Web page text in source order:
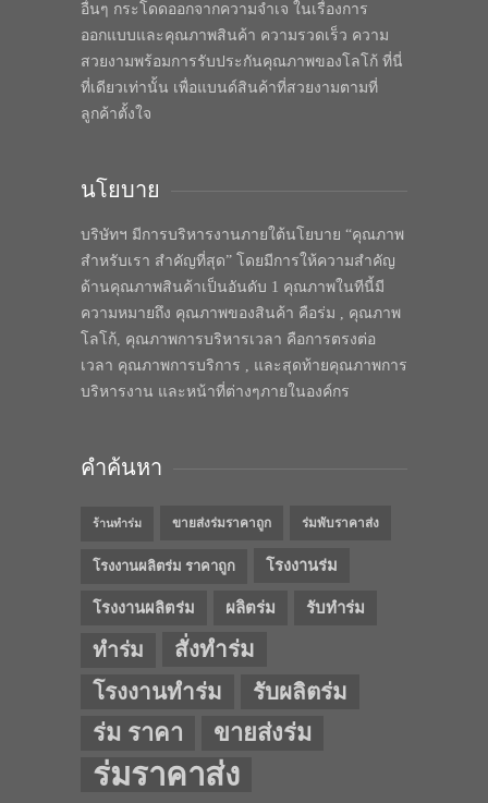
อื่นๆ กระโดดออกจากความจำเจ ในเรื่องการ
ออกแบบและคุณภาพสินค้า ความรวดเร็ว ความ
สวยงามพร้อมการรับประกันคุณภาพของโลโก้ ที่นี่
ที่เดียวเท่านั้น เพื่อแบนด์สินค้าที่สวยงามตามที่
ลูกค้าตั้งใจ
นโยบาย
บริษัทฯ มีการบริหารงานภายใต้นโยบาย “คุณภาพ
สำหรับเรา สำคัญที่สุด” โดยมีการให้ความสำคัญ
ด้านคุณภาพสินค้าเป็นอันดับ 1 คุณภาพในทีนี้มี
ความหมายถึง คุณภาพของสินค้า คือร่ม , คุณภาพ
โลโก้, คุณภาพการบริหารเวลา คือการตรงต่อ
เวลา คุณภาพการบริการ , และสุดท้ายคุณภาพการ
บริหารงาน และหน้าที่ต่างๆภายในองค์กร
คำค้นหา
ร้านทำร่ม ขายส่งร่มราคาถูก ร่มพับราคาส่ง
โรงงานผลิตร่ม ราคาถูก โรงงานร่ม
โรงงานผลิตร่ม ผลิตร่ม รับทำร่ม
ทำร่ม
สั่งทำร่ม
โรงงานทำร่ม
รับผลิตร่ม
ร่ม ราคา ขายส่งร่ม
ร่มราคาส่ง